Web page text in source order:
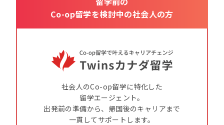
Co-op留学を検討中の社会人の方
社会人のCo-op留学に特化した
留学エージェント。
出発前の準備から、帰国後のキャリアまで
一貫してサポートします。